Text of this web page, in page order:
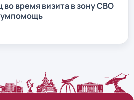
время визита в зону СВО